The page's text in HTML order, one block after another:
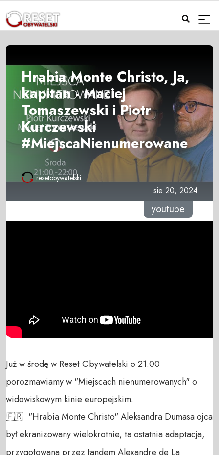
Hrabia Monte Christo, Ja,
kapitan - Maciej
Tomaszewski i Piotr
Kurczewski
#MiejscaNienumerowane
resetobywatelski
sie 20, 2024
youtube
Już w środę w Reset Obywatelski o 21.00
porozmawiamy w "Miejscach nienumerowanych" o
widowiskowym kinie europejskim.
🇫🇷  "Hrabia Monte Christo" Aleksandra Dumasa ojca
był ekranizowany wielokrotnie, ta ostatnia adaptacja,
przygotowana przez tandem Alexandre de La